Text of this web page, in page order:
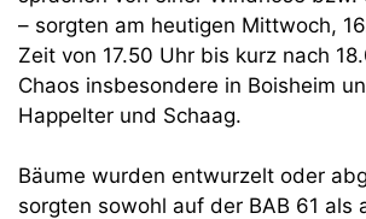
– sorgten am heutigen Mittwoch,
Zeit von 17.50 Uhr bis kurz nach
Chaos insbesondere in Boisheim
Happelter und Schaag.
Bäume wurden entwurzelt oder
sorgten sowohl auf der BAB 61 als